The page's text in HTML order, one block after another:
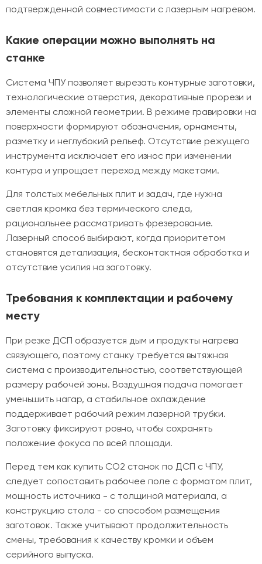
подтвержденной совместимости с лазерным нагревом.
Какие операции можно выполнять на
станке
Система ЧПУ позволяет вырезать контурные заготовки,
технологические отверстия, декоративные прорези и
элементы сложной геометрии. В режиме гравировки на
поверхности формируют обозначения, орнаменты,
разметку и неглубокий рельеф. Отсутствие режущего
инструмента исключает его износ при изменении
контура и упрощает переход между макетами.
Для толстых мебельных плит и задач, где нужна
светлая кромка без термического следа,
рациональнее рассматривать фрезерование.
Лазерный способ выбирают, когда приоритетом
становятся детализация, бесконтактная обработка и
отсутствие усилия на заготовку.
Требования к комплектации и рабочему
месту
При резке ДСП образуется дым и продукты нагрева
связующего, поэтому станку требуется вытяжная
система с производительностью, соответствующей
размеру рабочей зоны. Воздушная подача помогает
уменьшить нагар, а стабильное охлаждение
поддерживает рабочий режим лазерной трубки.
Заготовку фиксируют ровно, чтобы сохранять
положение фокуса по всей площади.
Перед тем как купить CO2 станок по ДСП с ЧПУ,
следует сопоставить рабочее поле с форматом плит,
мощность источника - с толщиной материала, а
конструкцию стола - со способом размещения
заготовок. Также учитывают продолжительность
смены, требования к качеству кромки и объем
серийного выпуска.